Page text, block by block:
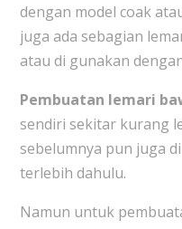
dengan model coak
juga ada sebagian
atau di gunakan
Pembuatan lemari
sendiri sekitar kurang
sebelumnya pun juga
terlebih dahulu.
Namun untuk